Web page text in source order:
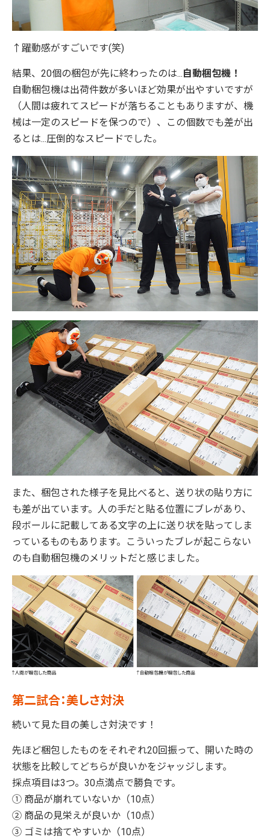
↑躍動感がすごいです(笑)
結果、20個の梱包が先に終わったのは...自動梱包機！
自動梱包機は出荷件数が多いほど効果が出やすいですが
（人間は疲れてスピードが落ちることもありますが、機
械は一定のスピードを保つので）、この個数でも差が出
るとは...圧倒的なスピードでした。
また、梱包された様子を見比べると、送り状の貼り方に
も差が出ています。人の手だと貼る位置にブレがあり、
段ボールに記載してある文字の上に送り状を貼ってしま
っているものもあります。こういったブレが起こらない
のも自動梱包機のメリットだと感じました。
第二試合：美しさ対決
続いて見た目の美しさ対決です！
先ほど梱包したものをそれぞれ20回振って、開いた時の
状態を比較してどちらが良いかをジャッジします。
採点項目は3つ。30点満点で勝負です。
① 商品が崩れていないか（10点）
② 商品の見栄えが良いか（10点）
③ ゴミは捨てやすいか（10点）